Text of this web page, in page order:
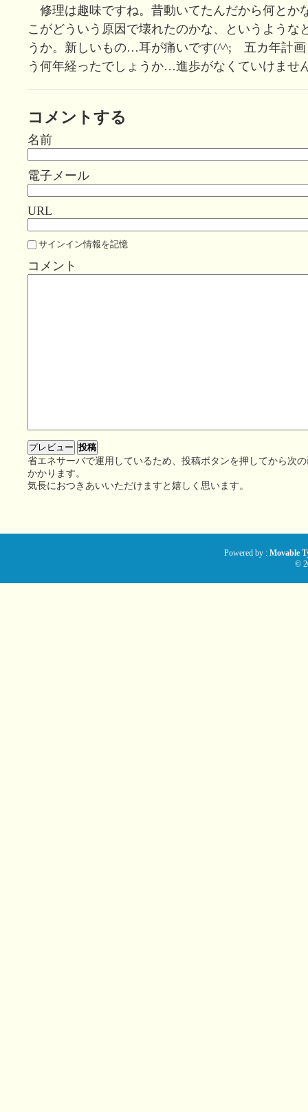
修理は趣味ですね。昔動いてたんだから何とか
こがどういう原因で壊れたのかな、というような
うか。新しいもの…耳が痛いです(^^; 五カ年計画
う何年経ったでしょうか…進歩がなくていけませ
コメントする
名前
電子メール
URL
サインイン情報を記憶
コメント
省エネサーバで運用しているため、投稿ボタンを押してから次
かかります。
気長におつきあいいただけますと嬉しく思います。
Powered by : Movable
©